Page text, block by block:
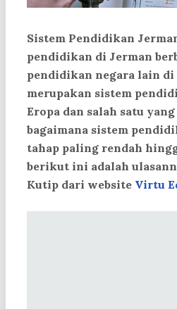
Sistem Pendidikan
pendidikan di Jerman
pendidikan negara lain di
merupakan sistem
Eropa dan salah satu
bagaimana sistem
tahap paling rendah
berikut ini adalah
Kutip dari website Virtu